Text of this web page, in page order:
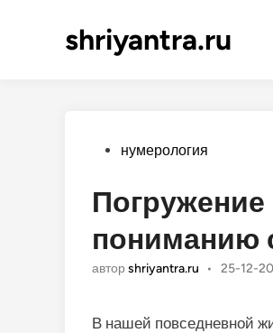
shriyantra.ru
Опубликовано
нумерология
пониманию
автор shriyantra.ru • 25-12-
В нашей повседневной